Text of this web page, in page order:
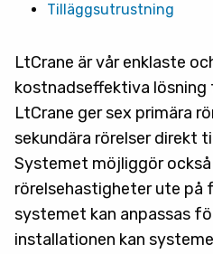
Tilläggsutrustning
LtCrane är vår enklaste
kostnadseffektiva lösning
LtCrane ger sex primära
sekundära rörelser direkt
Systemet möjliggör
rörelsehastigheter ute
systemet kan anpassas
installationen kan